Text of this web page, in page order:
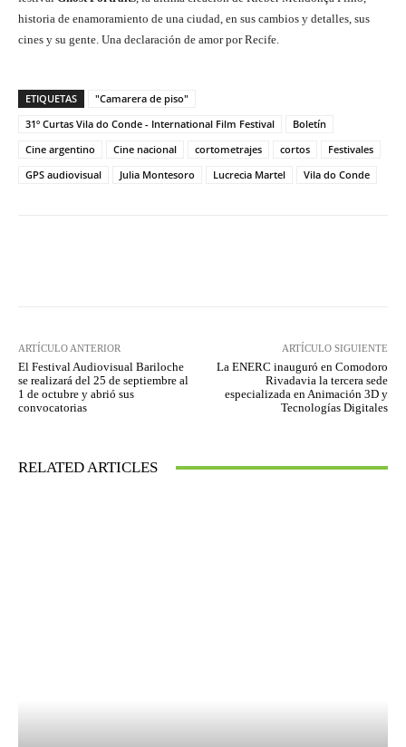
historia de enamoramiento de una ciudad, en sus cambios y detalles, sus
cines y su gente. Una declaración de amor por Recife.
ETIQUETAS
"Camarera de piso"
31º Curtas Vila do Conde - International Film Festival
Boletín
Cine argentino
Cine nacional cortometrajes cortos
Festivales
GPS audiovisual
Julia Montesoro Lucrecia Martel Vila do Conde
ARTÍCULO ANTERIOR
El Festival Audiovisual Bariloche
se realizará del 25 de septiembre al
1 de octubre y abrió sus
convocatorias
ARTÍCULO SIGUIENTE
La ENERC inauguró en Comodoro
Rivadavia la tercera sede
especializada en Animación 3D y
Tecnologías Digitales
RELATED ARTICLES